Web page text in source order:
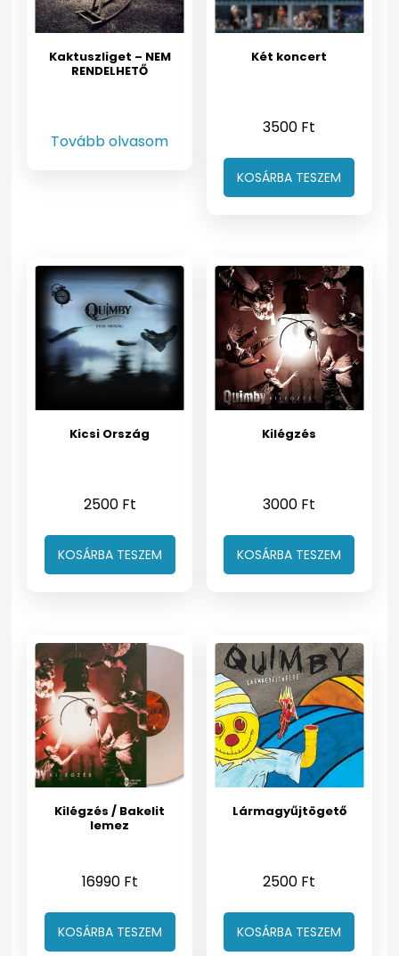
Kaktuszliget – NEM
RENDELHETŐ
Tovább olvasom
Két koncert
3500 Ft
KOSÁRBA TESZEM
Kicsi Ország
2500 Ft
KOSÁRBA TESZEM
Kilégzés
3000 Ft
KOSÁRBA TESZEM
Kilégzés / Bakelit
lemez
16990 Ft
KOSÁRBA TESZEM
Lármagyűjtögető
2500 Ft
KOSÁRBA TESZEM